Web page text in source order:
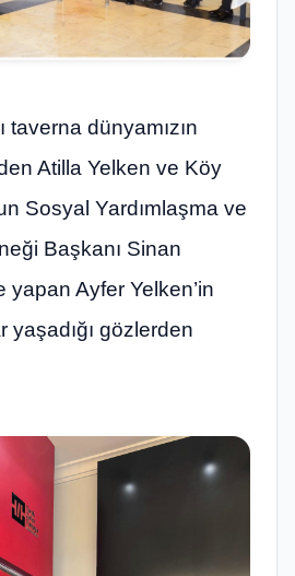
taverna dünyamızın
Atilla Yelken ve Köy
Sosyal Yardımlaşma ve
Başkanı Sinan
yapan Ayfer Yelken’in
yaşadığı gözlerden